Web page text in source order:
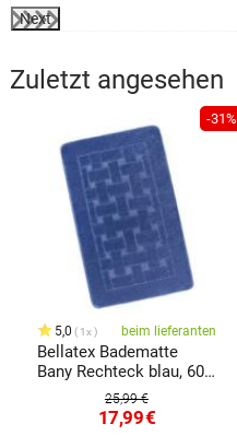
Next
Zuletzt angesehen
-31%
5,0 1x beim lieferanten
Bellatex Badematte
Bany Rechteck blau, 60 x
25,99 €
17,99€